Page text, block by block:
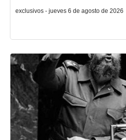
exclusivos - jueves 6 de agosto de 2026